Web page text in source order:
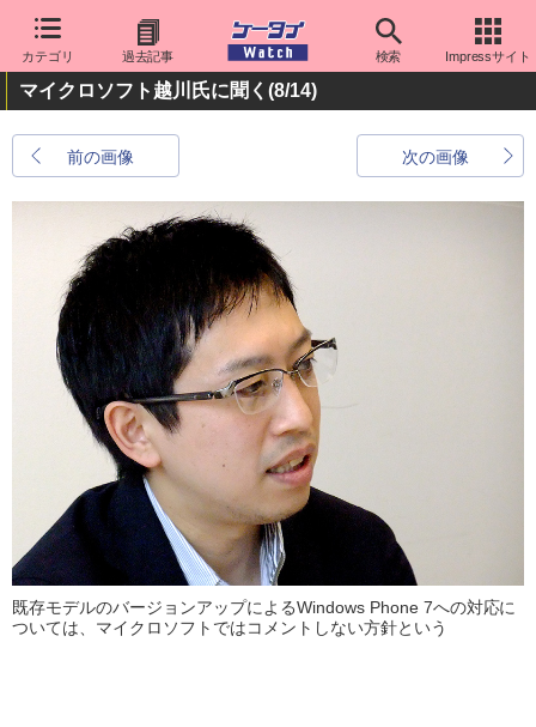
カテゴリ 過去記事 検索 Impressサイト
マイクロソフト越川氏に聞く (8/14)
前の画像 次の画像
既存モデルのバージョンアップによるWindows Phone 7への対応に
ついては、マイクロソフトではコメントしない方針という